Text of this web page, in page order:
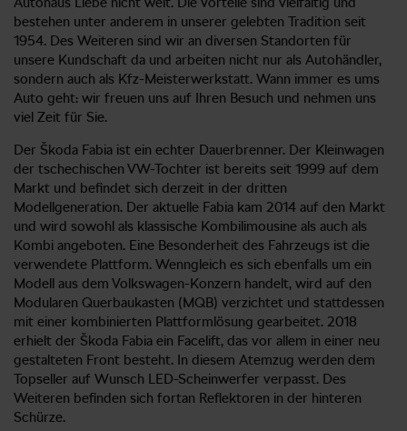
bestehen unter anderem in unserer gelebten Tradition seit
1954. Des Weiteren sind wir an diversen Standorten für
unsere Kundschaft da und arbeiten nicht nur als Autohändler,
sondern auch als Kfz-Meisterwerkstatt. Wann immer es ums
Auto geht: wir freuen uns auf Ihren Besuch und nehmen uns
viel Zeit für Sie.
Der Škoda Fabia ist ein echter Dauerbrenner. Der Kleinwagen
der tschechischen VW-Tochter ist bereits seit 1999 auf dem
Markt und befindet sich derzeit in der dritten
Modellgeneration. Der aktuelle Fabia kam 2014 auf den Markt
und wird sowohl als klassische Kombilimousine als auch als
Kombi angeboten. Eine Besonderheit des Fahrzeugs ist die
verwendete Plattform. Wenngleich es sich ebenfalls um ein
Modell aus dem Volkswagen-Konzern handelt, wird auf den
Modularen Querbaukasten (MQB) verzichtet und stattdessen
mit einer kombinierten Plattformlösung gearbeitet. 2018
erhielt der Škoda Fabia ein Facelift, das vor allem in einer neu
gestalteten Front besteht. In diesem Atemzug werden dem
Topseller auf Wunsch LED-Scheinwerfer verpasst. Des
Weiteren befinden sich fortan Reflektoren in der hinteren
Schürze.